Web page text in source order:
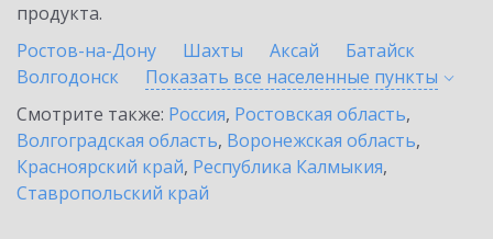
продукта.
Ростов-на-Дону
Шахты Аксай
Батайск
Волгодонск
Показать все населенные пункты
Смотрите также: Россия, Ростовская область,
Волгоградская область, Воронежская область,
Красноярский край, Республика Калмыкия,
Ставропольский край